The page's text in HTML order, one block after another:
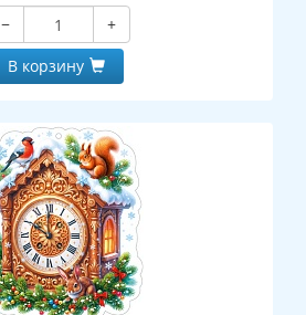
−
+
В корзину